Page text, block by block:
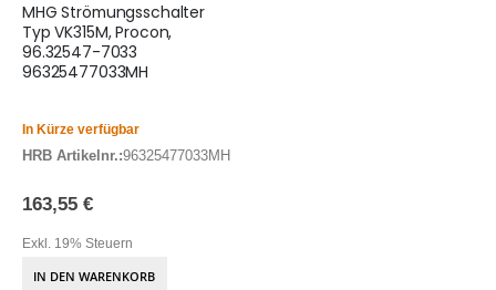
MHG Strömungsschalter
Typ VK315M, Procon,
96.32547-7033
96325477033MH
In Kürze verfügbar
HRB Artikelnr.:96325477033MH
163,55 €
Exkl. 19% Steuern
IN DEN WARENKORB